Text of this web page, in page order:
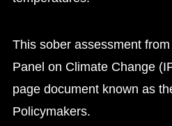
This sober assessment
Panel on Climate Change
page document known as
Policymakers.